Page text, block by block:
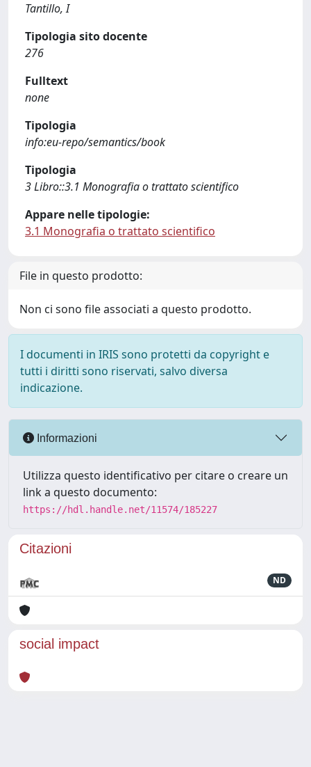
Tantillo, I
Tipologia sito docente
276
Fulltext
none
Tipologia
info:eu-repo/semantics/book
Tipologia
3 Libro::3.1 Monografia o trattato scientifico
Appare nelle tipologie:
3.1 Monografia o trattato scientifico
File in questo prodotto:
Non ci sono file associati a questo prodotto.
I documenti in IRIS sono protetti da copyright e
tutti i diritti sono riservati, salvo diversa
indicazione.
Informazioni
Utilizza questo identificativo per citare o creare un
link a questo documento:
https://hdl.handle.net/11574/185227
Citazioni
ND
social impact